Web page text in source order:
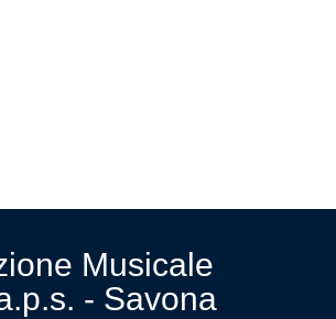
Musicale
- Savona